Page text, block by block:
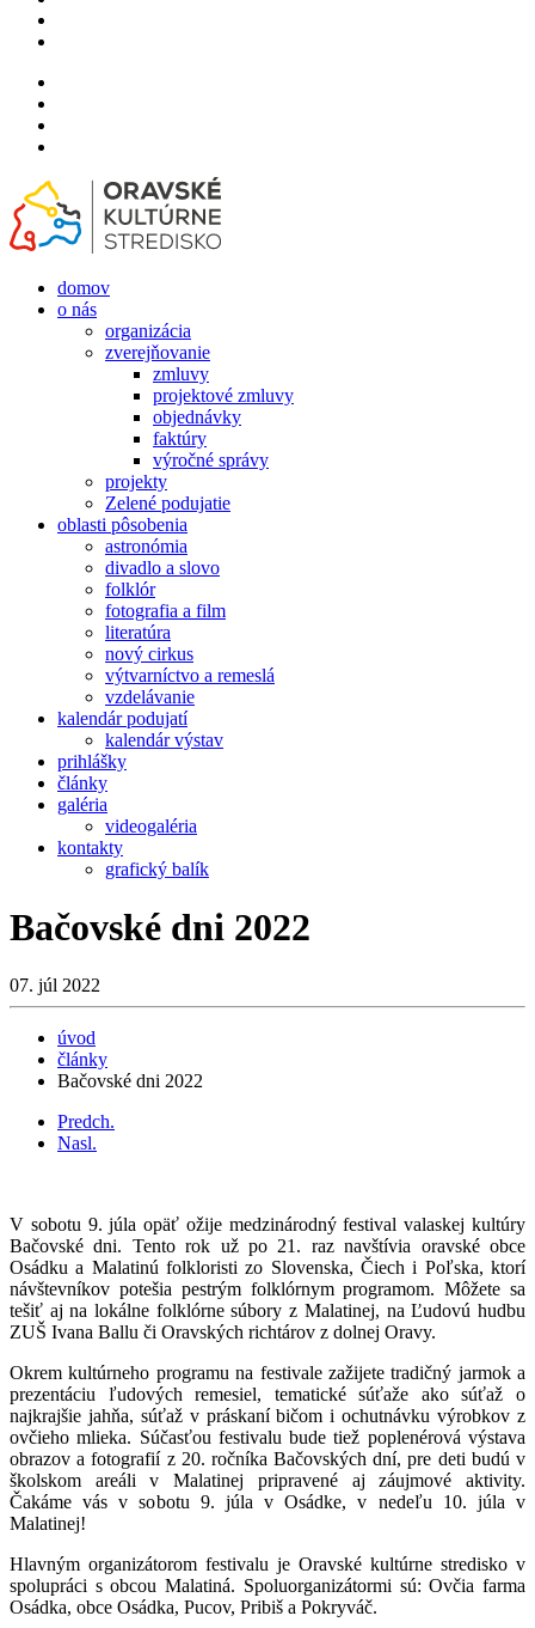
domov
o nás
organizácia
zverejňovanie
zmluvy
projektové zmluvy
objednávky
faktúry
výročné správy
projekty
Zelené podujatie
oblasti pôsobenia
astronómia
divadlo a slovo
folklór
fotografia a film
literatúra
nový cirkus
výtvarníctvo a remeslá
vzdelávanie
kalendár podujatí
kalendár výstav
prihlášky
články
galéria
videogaléria
kontakty
grafický balík
Bačovské dni 2022
07. júl 2022
úvod
články
Bačovské dni 2022
Predch.
Nasl.
V sobotu 9. júla opäť ožije medzinárodný festival valaskej kultúry
Bačovské dni. Tento rok už po 21. raz navštívia oravské obce
Osádku a Malatinú folkloristi zo Slovenska, Čiech i Poľska, ktorí
návštevníkov potešia pestrým folklórnym programom. Môžete sa
tešiť aj na lokálne folklórne súbory z Malatinej, na Ľudovú hudbu
ZUŠ Ivana Ballu či Oravských richtárov z dolnej Oravy.
Okrem kultúrneho programu na festivale zažijete tradičný jarmok a
prezentáciu ľudových remesiel, tematické súťaže ako súťaž o
najkrajšie jahňa, súťaž v práskaní bičom i ochutnávku výrobkov z
ovčieho mlieka. Súčasťou festivalu bude tiež poplenérová výstava
obrazov a fotografií z 20. ročníka Bačovských dní, pre deti budú v
školskom areáli v Malatinej pripravené aj záujmové aktivity.
Čakáme vás v sobotu 9. júla v Osádke, v nedeľu 10. júla v
Malatinej!
Hlavným organizátorom festivalu je Oravské kultúrne stredisko v
spolupráci s obcou Malatiná. Spoluorganizátormi sú: Ovčia farma
Osádka, obce Osádka, Pucov, Pribiš a Pokryváč.